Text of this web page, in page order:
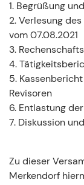
1. Begrüßung
2. Verlesung
vom 07.08.2021
3.
4.
5.
Revisoren
6. Entlastung
7. Diskussion
Zu dieser
Merkendorf